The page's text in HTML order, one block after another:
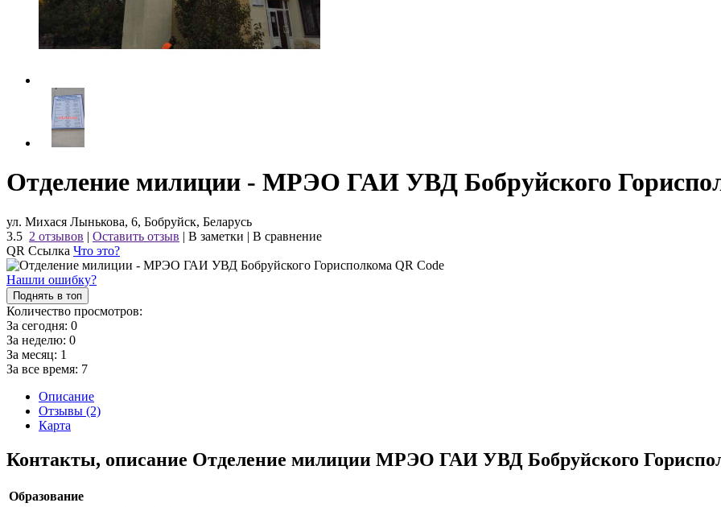
Отделение милиции - МРЭО ГАИ УВД Бобруйского
ул. Михася Лынькова, 6, Бобруйск, Беларусь
3.5 2 отзывов | Оставить отзыв | В заметки | В сравнение
QR Ссылка Что это?
Нашли ошибку?
Поднять в топ
Количество просмотров:
За сегодня: 0
За неделю: 0
За месяц: 1
За все время: 7
Описание
Отзывы (2)
Карта
Контакты, описание Отделение милиции МРЭО ГАИ УВД Бобруйского
Образование